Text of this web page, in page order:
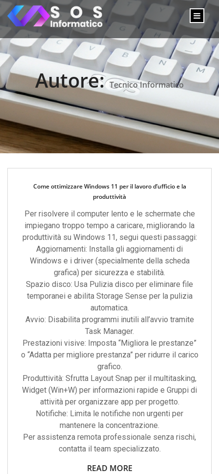
Autore:Tecnico Informatico
Come ottimizzare Windows 11 per il lavoro d’ufficio e la
produttività
Per risolvere il computer lento e le schermate che
impiegano troppo tempo a caricare, migliorando la
produttività su Windows 11, segui questi passaggi:
Aggiornamenti: Installa gli aggiornamenti di
Windows e i driver (specialmente della scheda
grafica) per sicurezza e stabilità.
Spazio disco: Usa Pulizia disco per eliminare file
temporanei e abilita Storage Sense per la pulizia
automatica.
Avvio: Disabilita programmi inutili all’avvio tramite
Task Manager.
Prestazioni visive: Imposta “Migliora le prestanze”
o “Adatta per migliore prestanza” per ridurre il carico
grafico.
Produttività: Sfrutta Layout Snap per il multitasking,
Widget (Win+W) per informazioni rapide e Gruppi di
attività per organizzare app per progetto.
Notifiche: Limita le notifiche non urgenti per
mantenere la concentrazione.
Per assistenza remota professionale senza rischi,
contatta il team specializzato.
READ MORE